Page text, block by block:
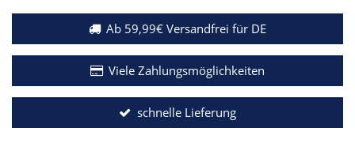
Ab 59,99€ Versandfrei für DE
Viele Zahlungsmöglichkeiten
schnelle Lieferung